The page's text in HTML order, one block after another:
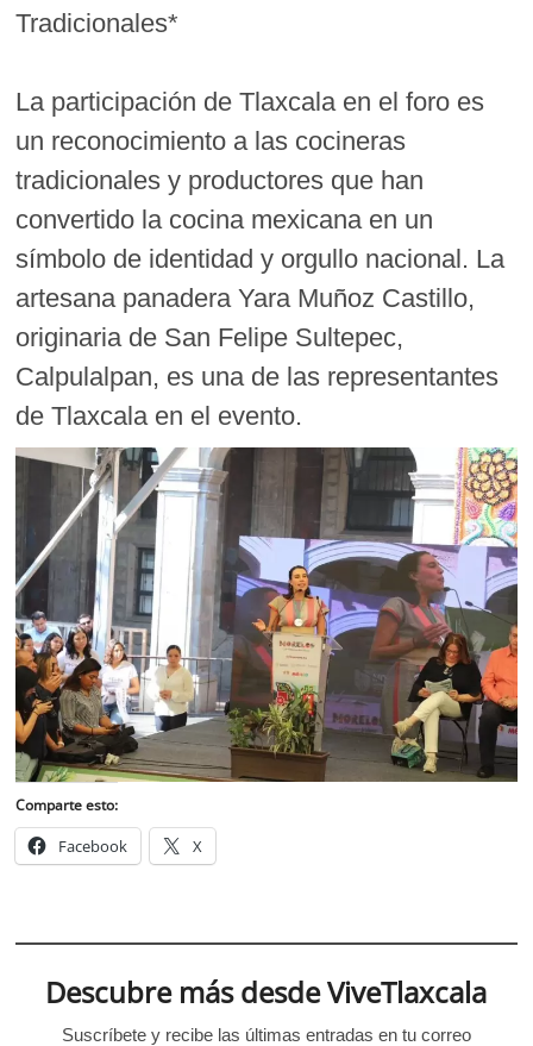
Tradicionales*
La participación de Tlaxcala en el foro es
un reconocimiento a las cocineras
tradicionales y productores que han
convertido la cocina mexicana en un
símbolo de identidad y orgullo nacional. La
artesana panadera Yara Muñoz Castillo,
originaria de San Felipe Sultepec,
Calpulalpan, es una de las representantes
de Tlaxcala en el evento.
Comparte esto:
Facebook X
Descubre más desde ViveTlaxcala
Suscríbete y recibe las últimas entradas en tu correo